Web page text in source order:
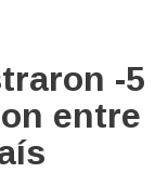
-5
entre